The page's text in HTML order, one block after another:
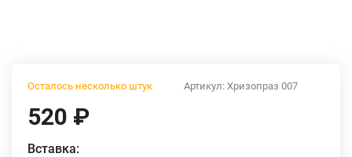
Артикул: Хризопраз 007
Осталось несколько штук
520 ₽
Вставка: